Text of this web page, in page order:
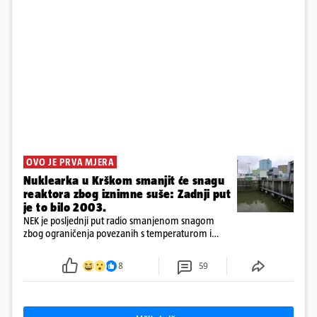
OVO JE PRVA MJERA
Nuklearka u Krškom smanjit će snagu
reaktora zbog iznimne suše: Zadnji put
je to bilo 2003.
NEK je posljednji put radio smanjenom snagom
zbog ograničenja povezanih s temperaturom i
smanjenje snage bilo potrebno više od 90 dana.
8 59